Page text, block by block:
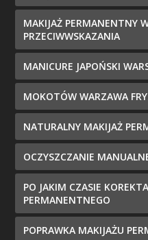
MAKIJAŻ PERMANENTNY
PRZECIWWSKAZANIA
MANICURE JAPOŃSKI
MOKOTÓW WARZAWA
NATURALNY MAKIJAŻ
OCZYSZCZANIE
PO JAKIM CZASIE
PERMANENTNEGO
POPRAWKA MAKIJAŻU